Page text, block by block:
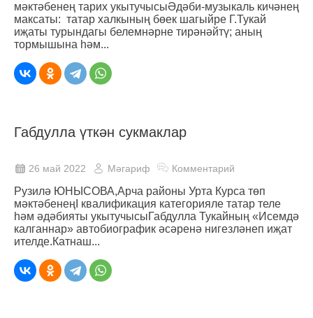
мәктәбенең тарих укытучысыӘдәби-музыкаль кичәнең
максаты: татар халкының бөек шагыйре Г.Тукай
иҗаты турындагы белемнәрне тирәнәйтү; аның
тормышына һәм...
Габдулла үткән сукмаклар
26 май 2022 Мәгариф Комментарий
Рузилә ЮНЫСОВА,Арча районы Урта Курса төп
мәктәбенеңI квалификация категорияле татар теле
һәм әдәбияты укытучысыГабдулла Тукайның «Исемдә
калганнар» автобиографик әсәренә нигезләнеп иҗат
ителде.Катнаш...